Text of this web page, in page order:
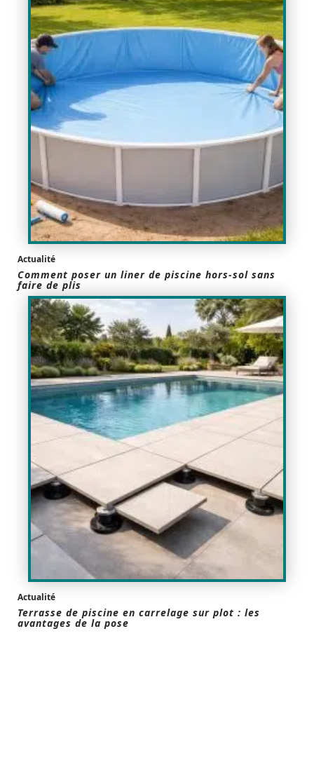
Actualité
Comment poser un liner de piscine hors-sol sans
faire de plis
Actualité
Terrasse de piscine en carrelage sur plot : les
avantages de la pose